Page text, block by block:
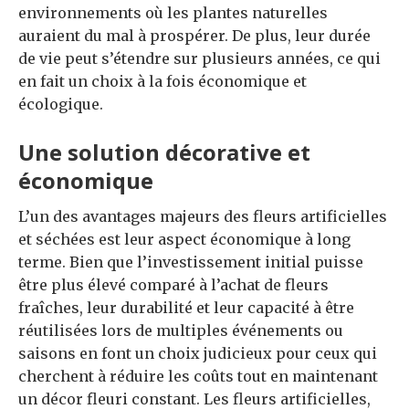
environnements où les plantes naturelles
auraient du mal à prospérer. De plus, leur durée
de vie peut s’étendre sur plusieurs années, ce qui
en fait un choix à la fois économique et
écologique.
Une solution décorative et
économique
L’un des avantages majeurs des fleurs artificielles
et séchées est leur aspect économique à long
terme. Bien que l’investissement initial puisse
être plus élevé comparé à l’achat de fleurs
fraîches, leur durabilité et leur capacité à être
réutilisées lors de multiples événements ou
saisons en font un choix judicieux pour ceux qui
cherchent à réduire les coûts tout en maintenant
un décor fleuri constant. Les fleurs artificielles,